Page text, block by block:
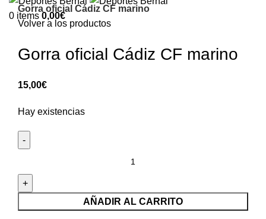
0 items 0,00€
Gorra oficial Cádiz CF marino
Volver a los productos
Gorra oficial Cádiz CF marino
15,00€
Hay existencias
AÑADIR AL CARRITO